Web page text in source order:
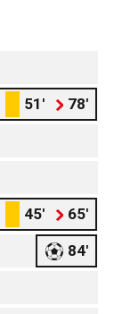
51' 78'
45' 65'
84'